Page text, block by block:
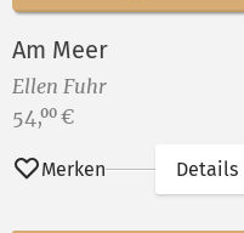
Am Meer
Ellen Fuhr
Preis:
54,00 €
Merken Details